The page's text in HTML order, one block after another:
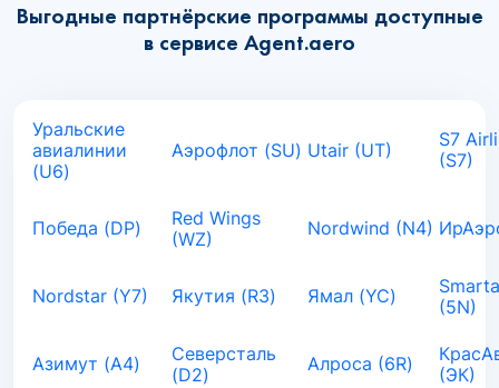
Выгодные партнёрские программы доступные
в сервисе Agent.aero
Уральские
авиалинии
(U6)
Аэрофлот (SU) Utair (UT)
S7
(S7)
Победа (DP)
Red Wings
(WZ)
Nordwind (N4)
Nordstar (Y7) Якутия (R3) Ямал (YC)
(5N)
Азимут (A4)
Северсталь
(D2)
Алроса (6R)
(ЭК)